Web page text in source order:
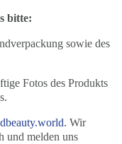
bitte:
sowie des
Fotos des Produkts
. Wir
und melden uns